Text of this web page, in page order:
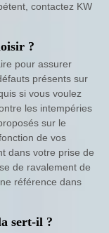
contactez KW
?
pour assurer
présents sur
si vous voulez
les intempéries
sur le
de vos
dans votre prise de
de ravalement de
référence dans
sert-il ?